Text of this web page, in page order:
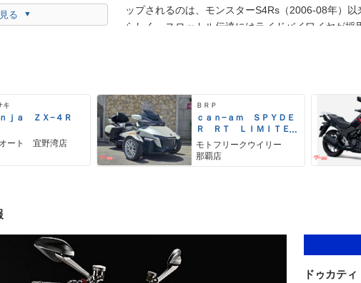
る
ップされるのは、モンスターS4Rs（2006-08年）
らしく、スロットル伝達にはライドバイワイヤが
た。ナンバープレートホルダーは、リアフェンダ
ルから標準装備されていたABSは、コーナリング
るABS）にアップグレードされた。
キ
ｎｊａ ＺＸ−４Ｒ
ート 宜野湾店
ＢＲＰ
ｃａｎ−ａｍ ＳＰＹＤＥ
Ｒ ＲＴ ＬＩＭＩＴＥ
Ｄ
モトフリークウイリー
那覇店
ドゥカティ